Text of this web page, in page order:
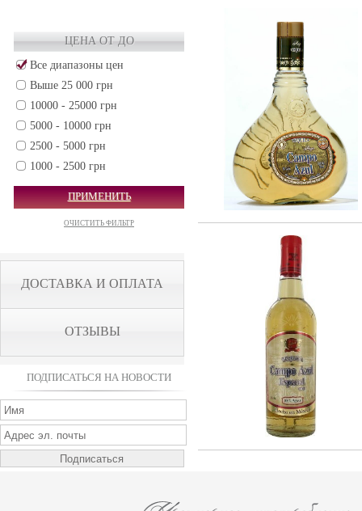
ЦЕНА ОТ ДО
Все диапазоны цен
Выше 25 000 грн
10000 - 25000 грн
5000 - 10000 грн
2500 - 5000 грн
1000 - 2500 грн
500 - 1000 грн
250 - 500 грн
50 - 250 грн
ПРИМЕНИТЬ
ОЧИСТИТЬ ФИЛЬТР
ДОСТАВКА И ОПЛАТА
ОТЗЫВЫ
ПОДПИСАТЬСЯ НА НОВОСТИ